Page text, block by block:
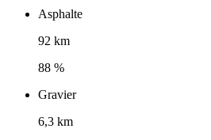
Asphalte
92 km
88 %
Gravier
6,3 km